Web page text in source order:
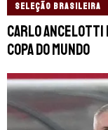
SELEÇÃO BRASILEIRA
Carlo Ancelotti
Copa do Mundo